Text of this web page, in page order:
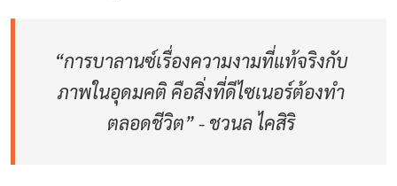
“การบาลานซ์เรื่องความงามที่แท้จริงกับ
ภาพในอุดมคติ คือสิ่งที่ดีไซเนอร์ต้องทำ
ตลอดชีวิต” - ชวนล ไคสิริ